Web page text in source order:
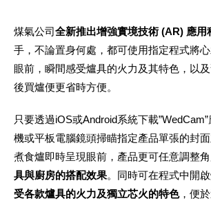
煤氣公司全新推出增強實境技術(AR) 應用
手，不論置身何處，都可使用指定程式將
眼前，瞬間感受爐具的火力及其特色，以
後買爐便更省時方便。
只要透過iOS或Android系統下載
機或平板電腦鏡頭掃瞄指定產品單張的封
煮食爐即時呈現眼前，產品更可任意調整角
具與廚房的搭配效果。同時可在程式中開
受各款爐具的火力及獨立芯火的特色，便